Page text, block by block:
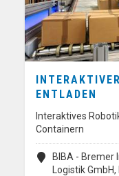
ENTLADEN
Interaktives
Containern
BIBA - Bremer
Logistik